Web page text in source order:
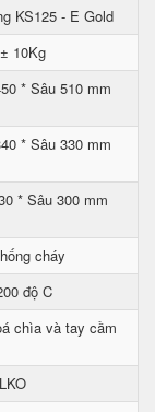
KS125 - E Gold
10Kg
* Sâu 510 mm
* Sâu 330 mm
* Sâu 300 mm
cháy
độ C
chìa và tay cầm